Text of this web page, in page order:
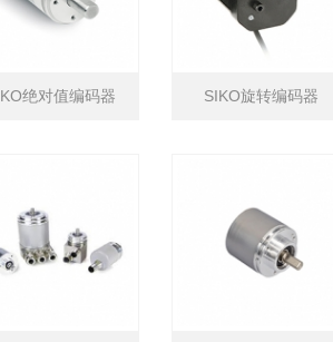
绝对值编码器 SIKO旋转编码器